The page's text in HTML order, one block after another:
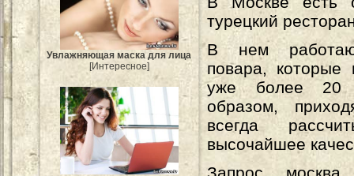
Увлажняющая маска для лица
[Интересное]
турецкий
В нем
повара, которые
уже более 20
образом,
всегда
высочайшее